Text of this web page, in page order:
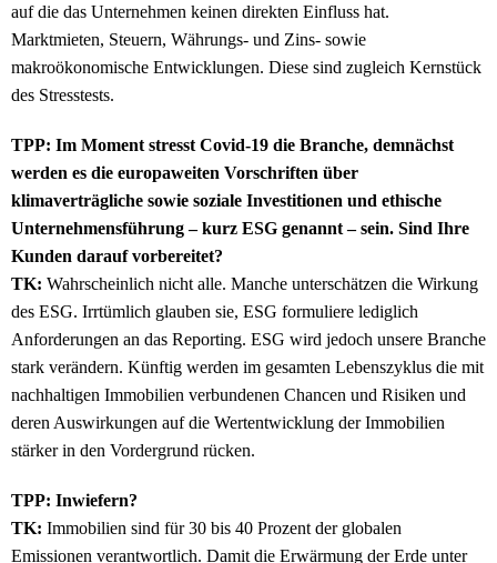
auf die das Unternehmen keinen direkten Einfluss hat.
Marktmieten, Steuern, Währungs- und Zins- sowie
makroökonomische Entwicklungen. Diese sind zugleich Kernstück
des Stresstests.
TPP: Im Moment stresst Covid-19 die Branche, demnächst
werden es die europaweiten Vorschriften über
klimaverträgliche sowie soziale Investitionen und ethische
Unternehmensführung – kurz ESG genannt – sein. Sind Ihre
Kunden darauf vorbereitet?
TK: Wahrscheinlich nicht alle. Manche unterschätzen die Wirkung
des ESG. Irrtümlich glauben sie, ESG formuliere lediglich
Anforderungen an das Reporting. ESG wird jedoch unsere Branche
stark verändern. Künftig werden im gesamten Lebenszyklus die mit
nachhaltigen Immobilien verbundenen Chancen und Risiken und
deren Auswirkungen auf die Wertentwicklung der Immobilien
stärker in den Vordergrund rücken.
TPP: Inwiefern?
TK: Immobilien sind für 30 bis 40 Prozent der globalen
Emissionen verantwortlich. Damit die Erwärmung der Erde unter